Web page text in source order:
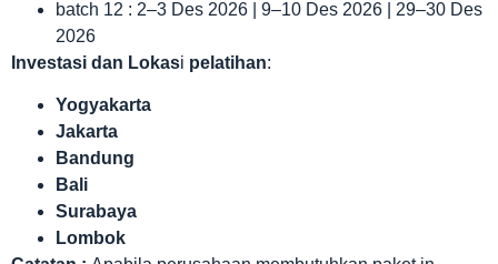
batch 12 : 2–3 Des 2026 | 9–10 Des 2026 | 29–30 Des
2026
Investasi dan Lokasi pelatihan:
Yogyakarta
Jakarta
Bandung
Bali
Surabaya
Lombok